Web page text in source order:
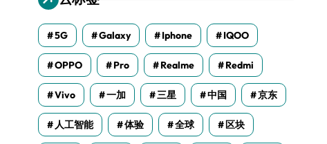
5G Galaxy Iphone IQOO
OPPO Pro Realme Redmi
Vivo 一加 三星 中国 京东
人工智能 体验 全球 区块